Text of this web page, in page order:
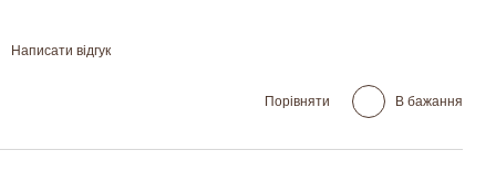
Написати відгук
Порівняти В бажання